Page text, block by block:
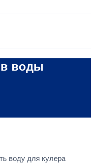
воды
воду для кулера